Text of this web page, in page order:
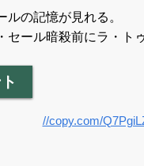
ルの記憶が見れる。
セール暗殺前にラ・ト